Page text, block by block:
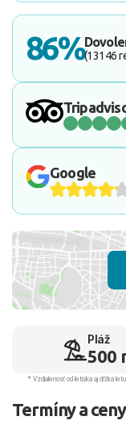
86%(13146
Google
Pláž
500
* Vzdialenosť od letiska aj dľžka
Termíny a